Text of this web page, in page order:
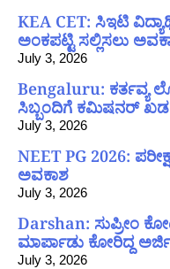
KEA CET: ಸಿಇಟಿ
ಅಂಕಪಟ್ಟಿ ಸಲ್ಲಿಸಲು
July 3, 2026
Bengaluru: ಕರ್ತವ್ಯ
ಸಿಬ್ಬಂದಿಗೆ ಕಮಿಷನರ್
July 3, 2026
NEET PG 2026:
ಅವಕಾಶ
July 3, 2026
Darshan: ಸುಪ್ರೀಂ
ಮಾರ್ಪಾಡು ಕೋರಿದ್ದ
July 3, 2026